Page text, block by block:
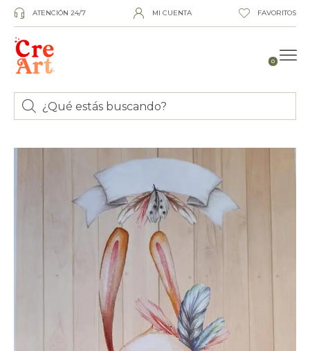
ATENCIÓN 24/7 MI CUENTA FAVORITOS
0